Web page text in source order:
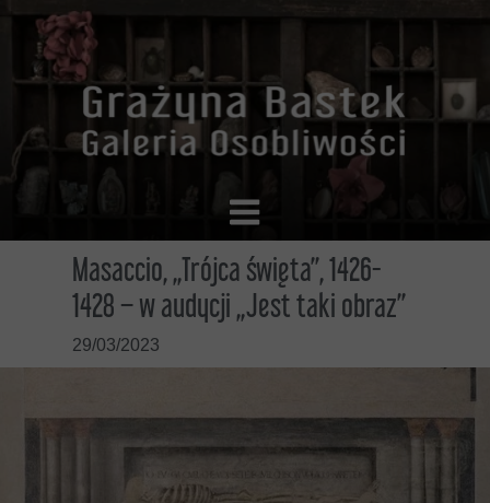
29/03/2023
Masaccio, „Trójca święta”, 1426-
1428 – w audycji „Jest taki obraz”